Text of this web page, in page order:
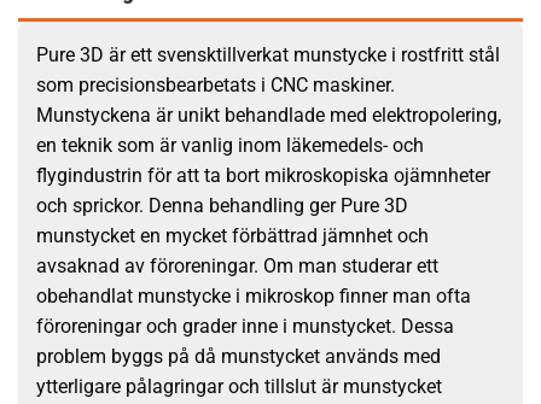
Pure 3D är ett svensktillverkat munstycke i rostfritt stål
som precisionsbearbetats i CNC maskiner.
Munstyckena är unikt behandlade med elektropolering,
en teknik som är vanlig inom läkemedels- och
flygindustrin för att ta bort mikroskopiska ojämnheter
och sprickor. Denna behandling ger Pure 3D
munstycket en mycket förbättrad jämnhet och
avsaknad av föroreningar. Om man studerar ett
obehandlat munstycke i mikroskop finner man ofta
föroreningar och grader inne i munstycket. Dessa
problem byggs på då munstycket används med
ytterligare pålagringar och tillslut är munstycket